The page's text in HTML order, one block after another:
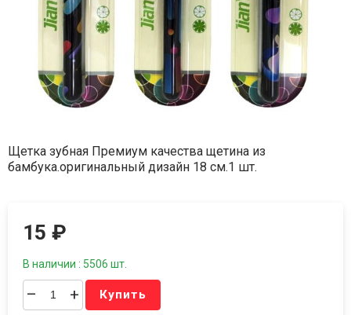
Щетка зубная Премиум качества щетина из
бамбука.оригинальный дизайн 18 см.1 шт.
15₽
В наличии : 5506 шт.
– + Купить